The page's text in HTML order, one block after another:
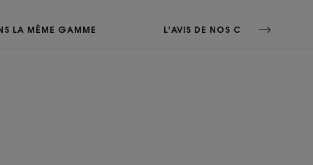
LA MÊME GAMME L'AVIS DE NOS CONSOS